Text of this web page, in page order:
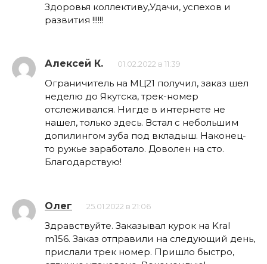
Здоровья коллективу,Удачи, успехов и
развития !!!!!!
Алексей К. 01.02.2022 в 11:39
Ограничитель на МЦ21 получил, заказ шел
неделю до Якутска, трек-номер
отслеживался. Нигде в интернете не
нашел, только здесь. Встал с небольшим
допилингом зуба под вкладыш. Наконец-
то ружье заработало. Доволен на сто.
Благодарствую!
Олег 25.01.2022 в 21:06
Здравствуйте. Заказывал курок на Kral
m156. Заказ отправили на следующий день,
прислали трек номер. Пришло быстро,